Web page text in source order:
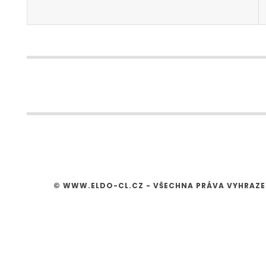
© WWW.ELDO-CL.CZ - VŠECHNA PRÁVA